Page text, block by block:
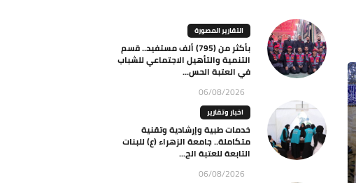
التقارير المصورة
بأكثر من (795) ألف مستفيد.. قسم
التنمية والتأهيل الاجتماعي للشباب
في العتبة الحس...
06/08/2026
اخبار وتقارير
خدمات طبية وإرشادية وتقنية
متكاملة.. جامعة الزهراء (ع) للبنات
التابعة للعتبة الح...
06/08/2026